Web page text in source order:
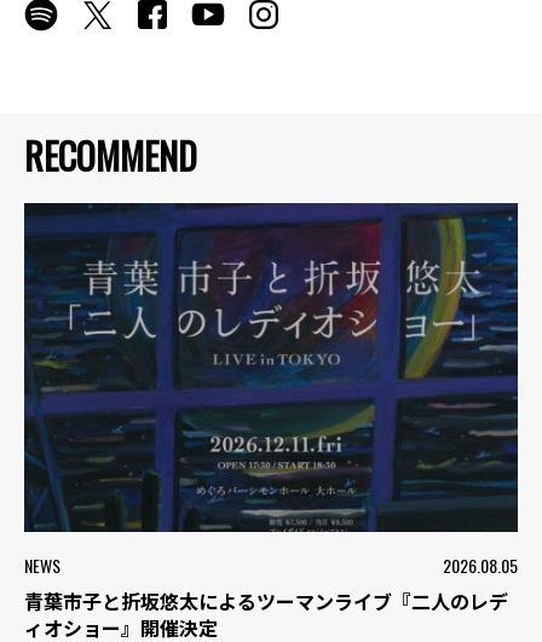
RECOMMEND
NEWS 2026.08.05
青葉市子と折坂悠太によるツーマンライブ『二人のレデ
ィオショー』開催決定